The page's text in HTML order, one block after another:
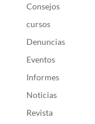
Consejos
cursos
Denuncias
Eventos
Informes
Noticias
Revista